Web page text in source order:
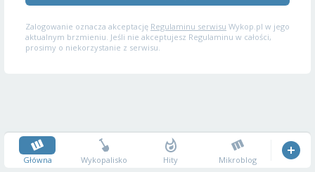
Zalogowanie oznacza akceptację Regulaminu serwisu Wykop.pl w jego
aktualnym brzmieniu. Jeśli nie akceptujesz Regulaminu w całości,
prosimy o niekorzystanie z serwisu.
Główna Wykopalisko Hity Mikroblog